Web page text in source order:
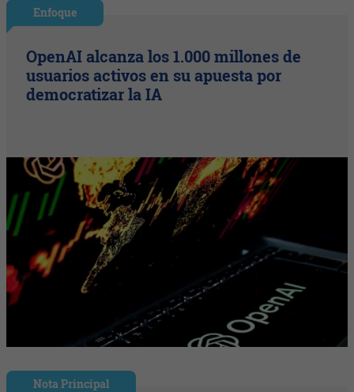
Enfoque
OpenAI alcanza los 1.000 millones de
usuarios activos en su apuesta por
democratizar la IA
Nota Principal